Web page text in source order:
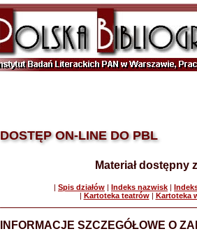
DOSTĘP ON-LINE DO PBL
Materiał dostępny
| Spis działów | Indeks nazwisk |
| Kartoteka teatrów| Kartoteka
INFORMACJE SZCZEGÓŁOWE O